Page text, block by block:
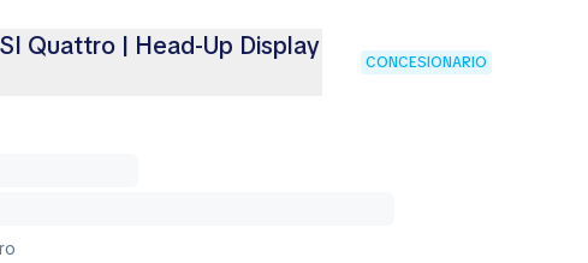
Quattro | Head-Up Display
CONCESIONARIO